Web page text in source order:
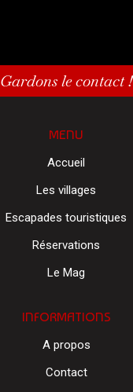
Gardons le contact !
MENU
Accueil
Les villages
Escapades touristiques
Réservations
Le Mag
INFORMATIONS
A propos
Contact